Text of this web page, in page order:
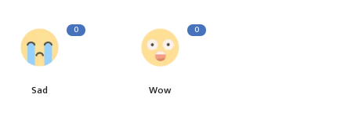
0
Sad
0
Wow